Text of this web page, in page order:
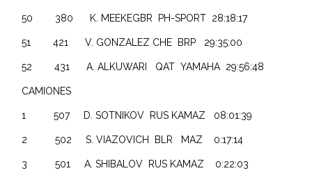
50 380 K. MEEKEGBR PH-SPORT 28:18:17
51 421 V. GONZALEZ CHE BRP 29:35:00
52 431 A. ALKUWARI QAT YAMAHA 29:56:48
CAMIONES
1 507 D. SOTNIKOV RUS KAMAZ 08:01:39
2 502 S. VIAZOVICH BLR MAZ 0:17:14
3 501 A. SHIBALOV RUS KAMAZ 0:22:03